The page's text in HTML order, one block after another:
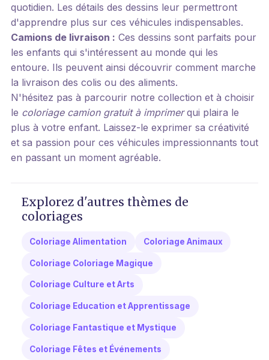
quotidien. Les détails des dessins leur permettront
d'apprendre plus sur ces véhicules indispensables.
Camions de livraison : Ces dessins sont parfaits pour
les enfants qui s'intéressent au monde qui les
entoure. Ils peuvent ainsi découvrir comment marche
la livraison des colis ou des aliments.
N'hésitez pas à parcourir notre collection et à choisir
le coloriage camion gratuit à imprimerqui plaira le
plus à votre enfant. Laissez-le exprimer sa créativité
et sa passion pour ces véhicules impressionnants tout
en passant un moment agréable.
Explorez d'autres thèmes de
coloriages
Coloriage Alimentation Coloriage Animaux
Coloriage Coloriage Magique
Coloriage Culture et Arts
Coloriage Education et Apprentissage
Coloriage Fantastique et Mystique
Coloriage Fêtes et Événements